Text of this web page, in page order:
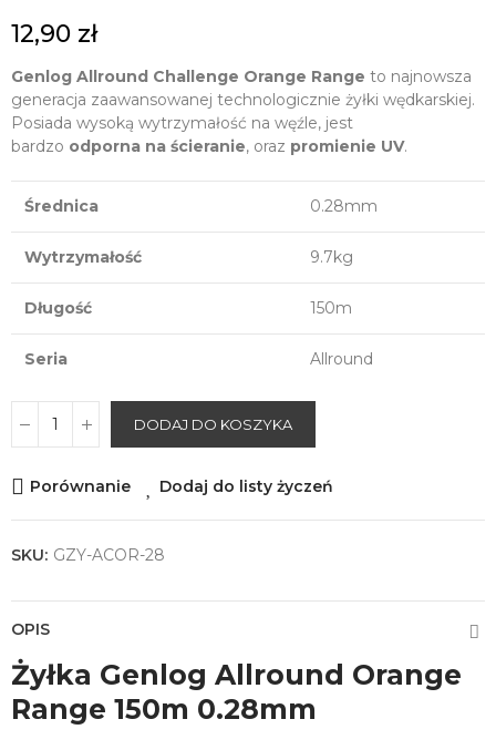
12,90 zł
Genlog Allround Challenge Orange Range to najnowsza
generacja zaawansowanej technologicznie żyłki wędkarskiej.
Posiada wysoką wytrzymałość na węźle, jest
bardzo odporna na ścieranie, oraz promienie UV.
Średnica 0.28mm
Wytrzymałość 9.7kg
Długość 150m
Seria Allround
DODAJ DO KOSZYKA
Porównanie Dodaj do listy życzeń
SKU: GZY-ACOR-28
OPIS
Żyłka Genlog Allround Orange
Range 150m 0.28mm